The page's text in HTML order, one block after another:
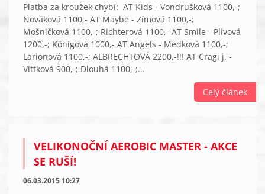
Platba za kroužek chybí: AT Kids - Vondrušková 1100,-;
Nováková 1100,- AT Maybe - Zímová 1100,-;
Mošničková 1100,-; Richterová 1100,- AT Smile - Plívová
1200,-; Königová 1000,- AT Angels - Medková 1100,-;
Larionová 1100,-; ALBRECHTOVÁ 2200,-!!! AT Cragi j. -
Vittková 900,-; Dlouhá 1100,-;...
Celý článek
VELIKONOČNÍ AEROBIC MASTER - AKCE
SE RUŠÍ!
06.03.2015 10:27